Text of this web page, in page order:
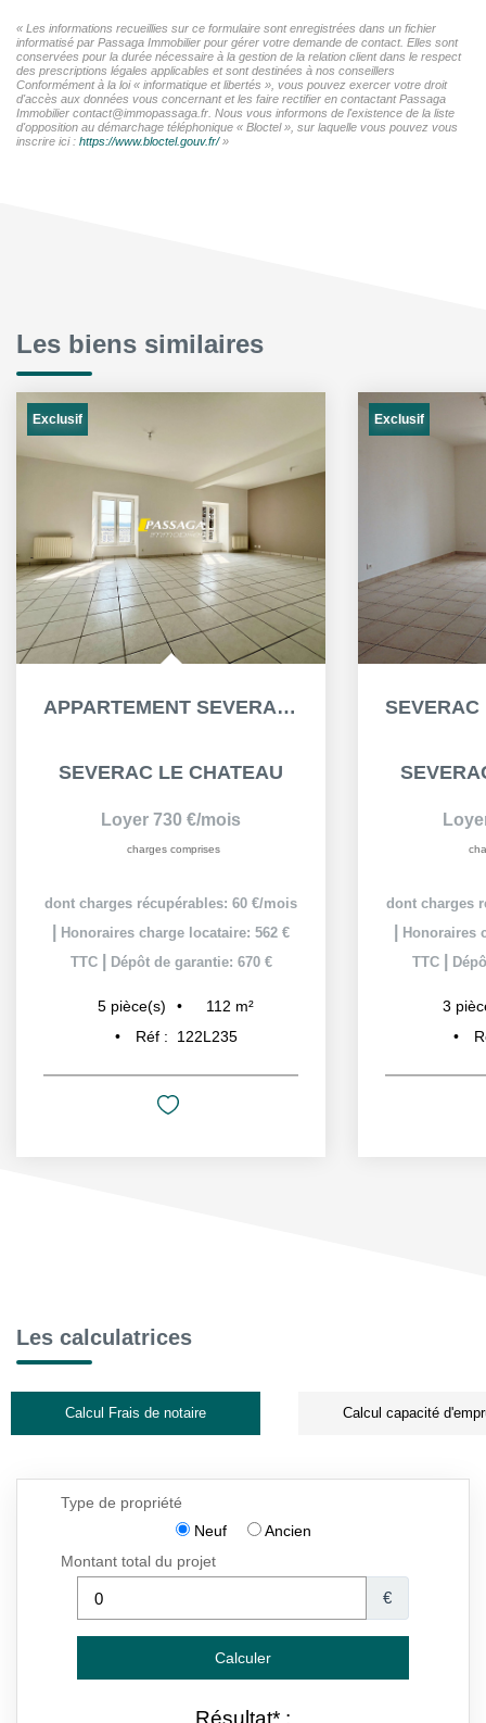
« Les informations recueillies sur ce formulaire sont enregistrées dans un fichier
informatisé par Passaga Immobilier pour gérer votre demande de contact. Elles sont
conservées pour la durée nécessaire à la gestion de la relation client dans le respect
des prescriptions légales applicables et sont destinées à nos conseillers
Conformément à la loi « informatique et libertés », vous pouvez exercer votre droit
d'accès aux données vous concernant et les faire rectifier en contactant Passaga
Immobilier contact@immopassaga.fr. Nous vous informons de l'existence de la liste
d'opposition au démarchage téléphonique « Bloctel », sur laquelle vous pouvez vous
inscrire ici : https://www.bloctel.gouv.fr/»
Les biens similaires
Exclusif
SEVERAC LE CHÂTEAU : T3 DUPLEX TRAVERSANT & LUMINEUX DE...
SEVERAC LE CHATEAU
Loyer 540 €/mois
charges comprises
dont charges récupérables: 50 €/mois
Honoraires charge locataire: 402 €
TTC
Dépôt de garantie: 490 €
3pièce(s) 71 m²
Réf :
812L1136
Exclusif
dont charges
Honoraires
TTC
3
Les calculatrices
Calcul Frais de notaire Calcul capacité